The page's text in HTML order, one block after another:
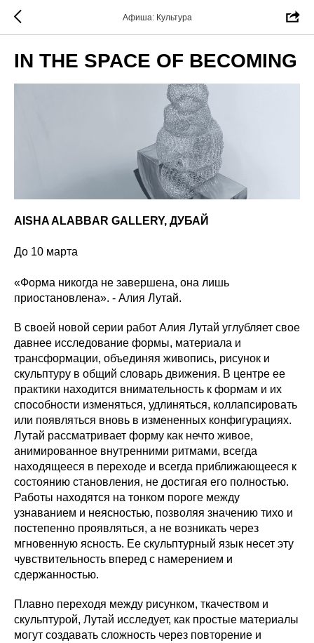
Афиша: Культура
IN THE SPACE OF BECOMING
AISHA ALABBAR GALLERY, ДУБАЙ
До 10 марта
«Форма никогда не завершена, она лишь
приостановлена». - Алия Лутай.
В своей новой серии работ Алия Лутай углубляет свое
давнее исследование формы, материала и
трансформации, объединяя живопись, рисунок и
скульптуру в общий словарь движения. В центре ее
практики находится внимательность к формам и их
способности изменяться, удлиняться, коллапсировать
или появляться вновь в измененных конфигурациях.
Лутай рассматривает форму как нечто живое,
анимированное внутренними ритмами, всегда
находящееся в переходе и всегда приближающееся к
состоянию становления, не достигая его полностью.
Работы находятся на тонком пороге между
узнаванием и неясностью, позволяя значению тихо и
постепенно проявляться, а не возникать через
мгновенную ясность. Ее скульптурный язык несет эту
чувствительность вперед с намерением и
сдержанностью.
Плавно переходя между рисунком, ткачеством и
скульптурой, Лутай исследует, как простые материалы
могут создавать сложность через повторение и